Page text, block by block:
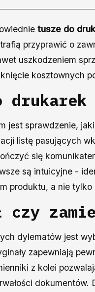
tusze do
przyprawić o
uszkodzeniem
kosztownych
jest sprawdzenie,
listę pasujących
się
są intuicyjne -
produktu, a nie
czy
dylematów jest
zapewniają
z kolei